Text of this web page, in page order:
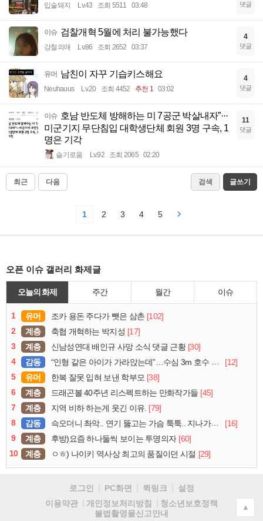
입술돼지 Lv.43 조회 5511 03:48 댓글
이슈 검찰개혁 5월에 처리 불가능했다
강철의매 Lv.86 조회 2652 03:37
4
댓글
유머 남친이 자꾸 기습키스해요
Neuhauus Lv.20 조회 4452 추천 1 03:02
4
댓글
이슈 호남 반도체 방해하는 미 7공군 박살내자”···
미군기지 무단침입 대학생단체 회원 3명 구속, 1
명은 기각
슬기로움 Lv.92 조회 2065 02:20
11
댓글
최근 다음 검색 글쓰기
1 2 3 4 5
오픈 이슈 갤러리 화제글
오늘의 화제 주간 월간 이슈
1 유머 조카 용돈 주다가 뺏은 삼촌 [102]
2
계층 축협 개혁하는 박지성 [17]
3
계층 신남성연대 배인규 사망 소식 댓글 근황 [30]
4
감동 “인형 같은 아이가 가라앉는데”…수심 3m 호수 뛰어든 60대 의인
[12]
5
유머 한복 잘못 입혀 보낸 학부모 [38]
6
계층 드래곤볼 40주년 리스펙트하는 만화작가들 [45]
7
계층 지역 비하 하는게 웃긴 이유. [79]
8
감동 슥오더니 촤악.. 연기 뚫고는 가슴 툭툭.. 지나가던 아재의 정체
[16]
9
계층 후방)요즘 하나둘씩 보이는 투명의자 [60]
10
계층 ㅇㅎ) 나이키 역사상 최고의 품질이던 시절 [29]
로그인 PC화면 퀵링크
설정
이용약관
개인정보처리방침
청소년보호정책
불법촬영물신고안내
▲